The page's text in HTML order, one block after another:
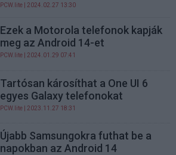
PCW.lite | 2024.02.27 13:30
Ezek a Motorola telefonok kapják
meg az Android 14-et
PCW.lite | 2024.01.29 07:41
Tartósan károsíthat a One UI 6
egyes Galaxy telefonokat
PCW.lite | 2023.11.27 18:31
Újabb Samsungokra futhat be a
napokban az Android 14